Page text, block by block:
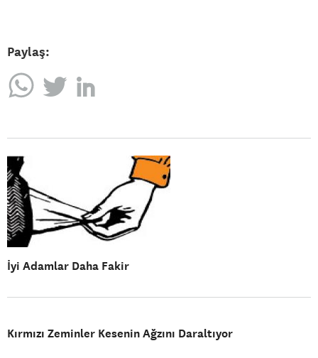
Paylaş:
İyi Adamlar Daha Fakir
Kırmızı Zeminler Kesenin Ağzını Daraltıyor